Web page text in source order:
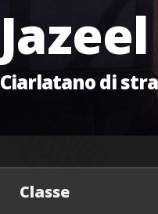
Jazeel
Ciarlatano di
Classe